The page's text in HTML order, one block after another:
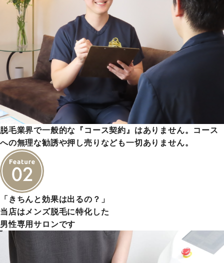
脱毛業界で一般的な『コース契約』はありません。コース
への無理な勧誘や押し売りなども一切ありません。
「きちんと効果は出るの？」
当店はメンズ脱毛に特化した
男性専用サロンです